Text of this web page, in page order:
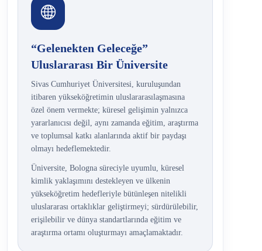
“Gelenekten Geleceğe”
Uluslararası Bir Üniversite
Sivas Cumhuriyet Üniversitesi, kuruluşundan
itibaren yükseköğretimin uluslararasılaşmasına
özel önem vermekte; küresel gelişimin yalnızca
yararlanıcısı değil, aynı zamanda eğitim, araştırma
ve toplumsal katkı alanlarında aktif bir paydaşı
olmayı hedeflemektedir.
Üniversite, Bologna süreciyle uyumlu, küresel
kimlik yaklaşımını destekleyen ve ülkenin
yükseköğretim hedefleriyle bütünleşen nitelikli
uluslararası ortaklıklar geliştirmeyi; sürdürülebilir,
erişilebilir ve dünya standartlarında eğitim ve
araştırma ortamı oluşturmayı amaçlamaktadır.